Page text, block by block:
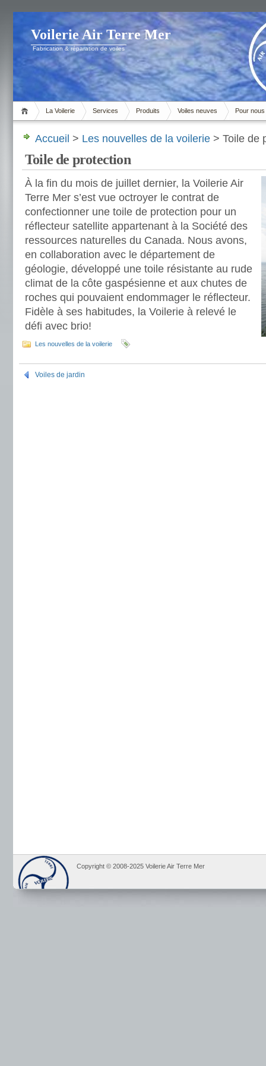
Voilerie Air Terre Mer
Fabrication & réparation de voiles
La Voilerie Services Produits Voiles neuves Pour
Accueil > Les nouvelles de la voilerie > Toile de
Toile de protection
À la fin du mois de juillet dernier, la Voilerie Air
Terre Mer s’est vue octroyer le contrat de
confectionner une toile de protection pour un
réflecteur satellite appartenant à la Société des
ressources naturelles du Canada. Nous avons,
en collaboration avec le département de
géologie, développé une toile résistante au rude
climat de la côte gaspésienne et aux chutes de
roches qui pouvaient endommager le réflecteur.
Fidèle à ses habitudes, la Voilerie à relevé le
défi avec brio!
Les nouvelles de la voilerie
Voiles de jardin
Copyright © 2008-2025 Voilerie Air Terre Mer